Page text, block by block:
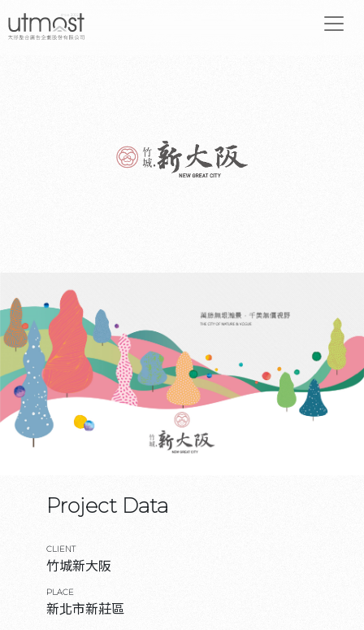
Project Data
CLIENT
竹城新大阪
PLACE
新北市新莊區